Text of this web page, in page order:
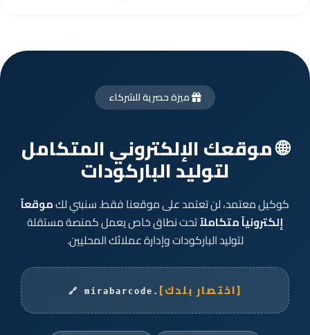
ميزة حصرية للشركاء
🌐 موقعك الإلكتروني المتكامل
لتوليد الباركودات
كوكيل معتمد، لن تعتمد على موقعنا فقط. سنبني لكموقعاً
إلكترونياً متكاملاًتحت نطاق خاص يعمل كمنصة مستقلة
لتوليد الباركودات وإدارة عملائك المحليين.
🔗 mirabarcode. [اختصار بلدك]